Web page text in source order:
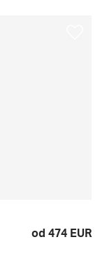
od 474 EUR